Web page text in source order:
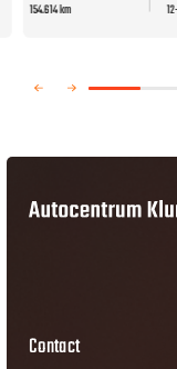
154.614 km
Contact